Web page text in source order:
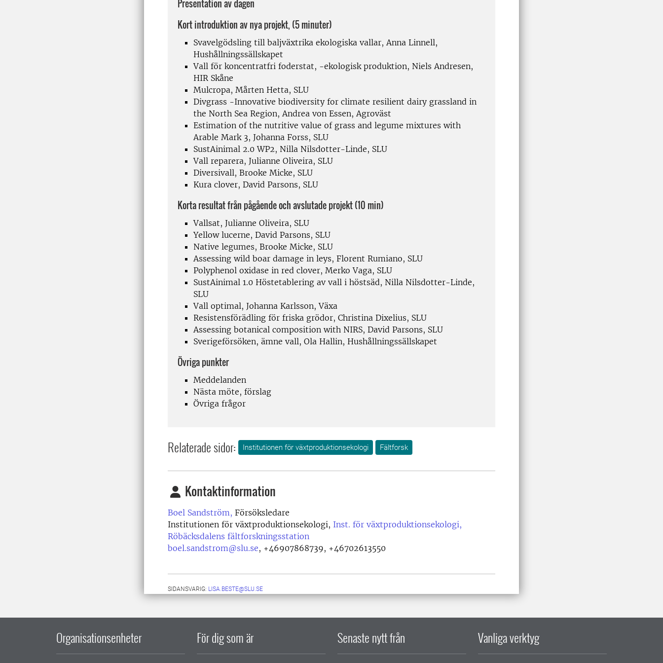
Presentation av dagen
Kort introduktion av nya projekt, (5 minuter)
Svavelgödsling till baljväxtrika ekologiska vallar, Anna Linnell,
Hushållningssällskapet
Vall för koncentratfri foderstat, -ekologisk produktion, Niels Andresen,
HIR Skåne
Mulcropa, Mårten Hetta, SLU
Divgrass -Innovative biodiversity for climate resilient dairy grassland in
the North Sea Region, Andrea von Essen, Agroväst
Estimation of the nutritive value of grass and legume mixtures with
Arable Mark 3, Johanna Forss, SLU
SustAinimal 2.0 WP2, Nilla Nilsdotter-Linde, SLU
Vall reparera, Julianne Oliveira, SLU
Diversivall, Brooke Micke, SLU
Kura clover, David Parsons, SLU
Korta resultat från pågående och avslutade projekt (10 min)
Vallsat, Julianne Oliveira, SLU
Yellow lucerne, David Parsons, SLU
Native legumes, Brooke Micke, SLU
Assessing wild boar damage in leys, Florent Rumiano, SLU
Polyphenol oxidase in red clover, Merko Vaga, SLU
SustAinimal 1.0 Höstetablering av vall i höstsäd, Nilla Nilsdotter-Linde,
SLU
Vall optimal, Johanna Karlsson, Växa
Resistensförädling för friska grödor, Christina Dixelius, SLU
Assessing botanical composition with NIRS, David Parsons, SLU
Sverigeförsöken, ämne vall, Ola Hallin, Hushållningssällskapet
Övriga punkter
Meddelanden
Nästa möte, förslag
Övriga frågor
Relaterade sidor: Institutionen för växtproduktionsekologi Fältforsk
Kontaktinformation
Boel Sandström, Försöksledare
Institutionen för växtproduktionsekologi, Inst. för växtproduktionsekologi,
Röbäcksdalens fältforskningsstation
boel.sandstrom@slu.se, +46907868739, +46702613550
SIDANSVARIG: LISA.BESTE@SLU.SE
Organisationsenheter För dig som är Senaste nytt från Vanliga verktyg